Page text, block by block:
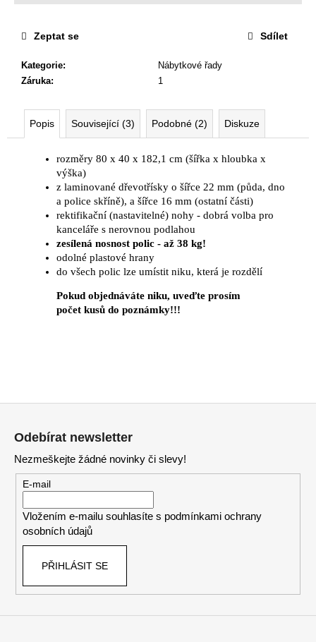
Kategorie:
Nábytkové řady
Záruka: 1
Zeptat se Sdílet
Popis Související (3) Podobné (2) Diskuze
rozměry 80 x 40 x 182,1 cm (šířka x hloubka x
výška)
z laminované dřevotřísky o šířce 22 mm (půda, dno
a police skříně), a šířce 16 mm (ostatní části)
rektifikační (nastavitelné) nohy - dobrá volba pro
kanceláře s nerovnou podlahou
zesílená nosnost polic - až 38 kg!
odolné plastové hrany
do všech polic lze umístit niku, která je rozdělí
Pokud objednáváte niku, uveďte prosím
počet kusů do poznámky!!!
Odebírat newsletter
Nezmeškejte žádné novinky či slevy!
E-mail
Vložením e-mailu souhlasíte s podmínkami ochrany
osobních údajů
PŘIHLÁSIT SE